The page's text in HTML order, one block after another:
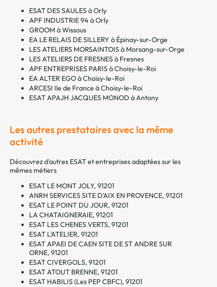
ESAT DES SAULES à Orly
APF INDUSTRIE 94 à Orly
GROOM à Wissous
EA LE RELAIS DE SILLERY à Épinay-sur-Orge
LES ATELIERS MORSAINTOIS à Morsang-sur-Orge
LES ATELIERS DE FRESNES à Fresnes
APF ENTREPRISES PARIS à Choisy-le-Roi
EA ALTER EGO à Choisy-le-Roi
ARCESI Ile de France à Choisy-le-Roi
ESAT APAJH JACQUES MONOD à Antony
Les autres prestataires avec la même
activité
Découvrez d'autres ESAT et entreprises adaptées sur les
mêmes métiers
ESAT LE MONT JOLY, 91201
ANRH SERVICES SITE D'AIX EN PROVENCE, 91201
ESAT LE POINT DU JOUR, 91201
LA CHATAIGNERAIE, 91201
ESAT LES CHENES VERTS, 91201
ESAT L'ATELIER, 91201
ESAT APAEI DE CAEN SITE DE ST ANDRE SUR
ORNE, 91201
ESAT CIVERGOLS, 91201
ESAT ATOUT BRENNE, 91201
ESAT HABILIS (Les PEP CBFC), 91201